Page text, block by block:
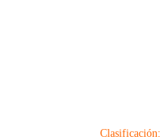
Clasificación: